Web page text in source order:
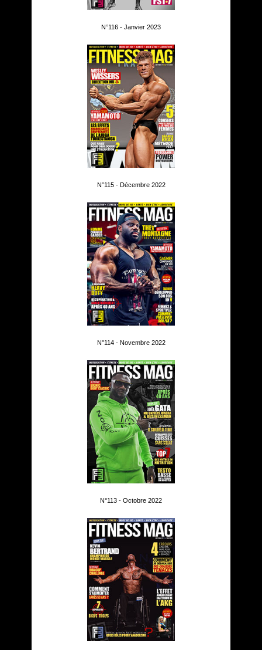
N°116 - Janvier 2023
N°115 - Décembre 2022
N°114 - Novembre 2022
N°113 - Octobre 2022